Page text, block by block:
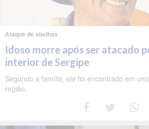
Ataque de abelhas
Idoso morre após ser atacado
interior de Sergipe
Segundo a família, ele foi encontrado em
região.